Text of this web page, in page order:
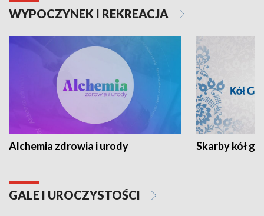
WYPOCZYNEK I REKREACJA
Alchemia zdrowia i urody Skarby kół
GALE I UROCZYSTOŚCI